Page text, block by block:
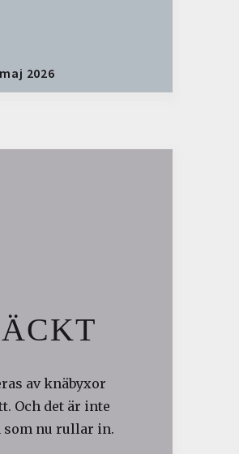
2026
av knäbyxor
Och det är inte
som nu rullar in.